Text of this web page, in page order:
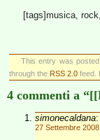
[tags]musica,
This entry was
through the RSS 2.0 feed.
4 commenti a
simonecaldana:
27 Settembre